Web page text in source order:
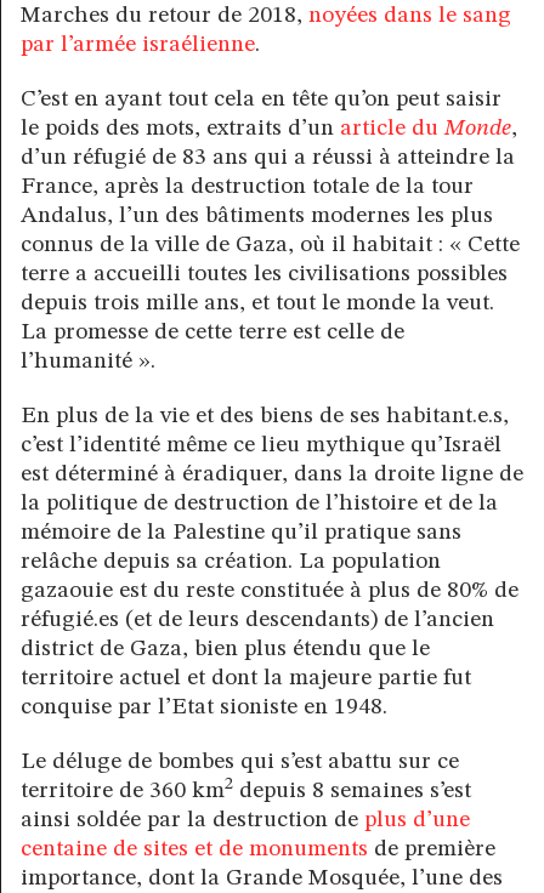
Marches du retour de 2018, noyées dans le sang
par l’armée israélienne.
C’est en ayant tout cela en tête qu’on peut saisir
le poids des mots, extraits d’un article duMonde,
d’un réfugié de 83 ans qui a réussi à atteindre la
France, après la destruction totale de la tour
Andalus, l’un des bâtiments modernes les plus
connus de la ville de Gaza, où il habitait : « Cette
terre a accueilli toutes les civilisations possibles
depuis trois mille ans, et tout le monde la veut.
La promesse de cette terre est celle de
l’humanité ».
En plus de la vie et des biens de ses habitant.e.s,
c’est l’identité même ce lieu mythique qu’Israël
est déterminé à éradiquer, dans la droite ligne de
la politique de destruction de l’histoire et de la
mémoire de la Palestine qu’il pratique sans
relâche depuis sa création. La population
gazaouie est du reste constituée à plus de 80% de
réfugié.es (et de leurs descendants) de l’ancien
district de Gaza, bien plus étendu que le
territoire actuel et dont la majeure partie fut
conquise par l’Etat sioniste en 1948.
Le déluge de bombes qui s’est abattu sur ce
territoire de 360 km2 depuis 8 semaines s’est
ainsi soldée par la destruction de plus d’une
centaine de sites et de monuments de première
importance, dont la Grande Mosquée, l’une des